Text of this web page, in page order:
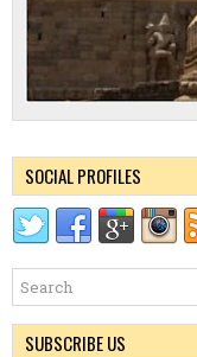
SOCIAL PROFILES
SUBSCRIBE US